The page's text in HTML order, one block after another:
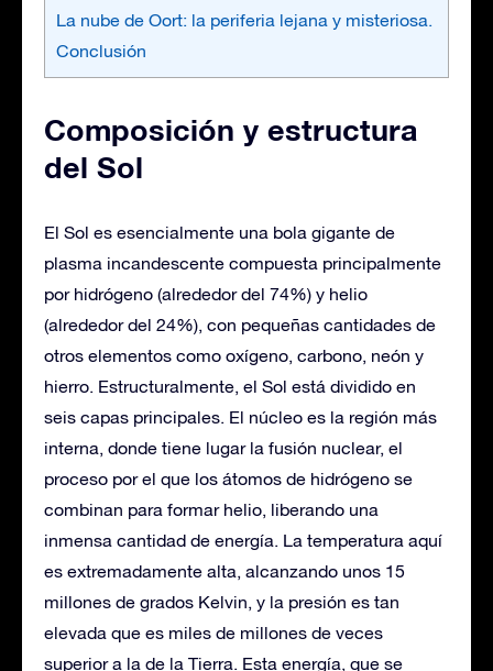
La nube de Oort: la periferia lejana y misteriosa.
Conclusión
Composición y estructura
del Sol
El Sol es esencialmente una bola gigante de
plasma incandescente compuesta principalmente
por hidrógeno (alrededor del 74%) y helio
(alrededor del 24%), con pequeñas cantidades de
otros elementos como oxígeno, carbono, neón y
hierro. Estructuralmente, el Sol está dividido en
seis capas principales. El núcleo es la región más
interna, donde tiene lugar la fusión nuclear, el
proceso por el que los átomos de hidrógeno se
combinan para formar helio, liberando una
inmensa cantidad de energía. La temperatura aquí
es extremadamente alta, alcanzando unos 15
millones de grados Kelvin, y la presión es tan
elevada que es miles de millones de veces
superior a la de la Tierra. Esta energía, que se